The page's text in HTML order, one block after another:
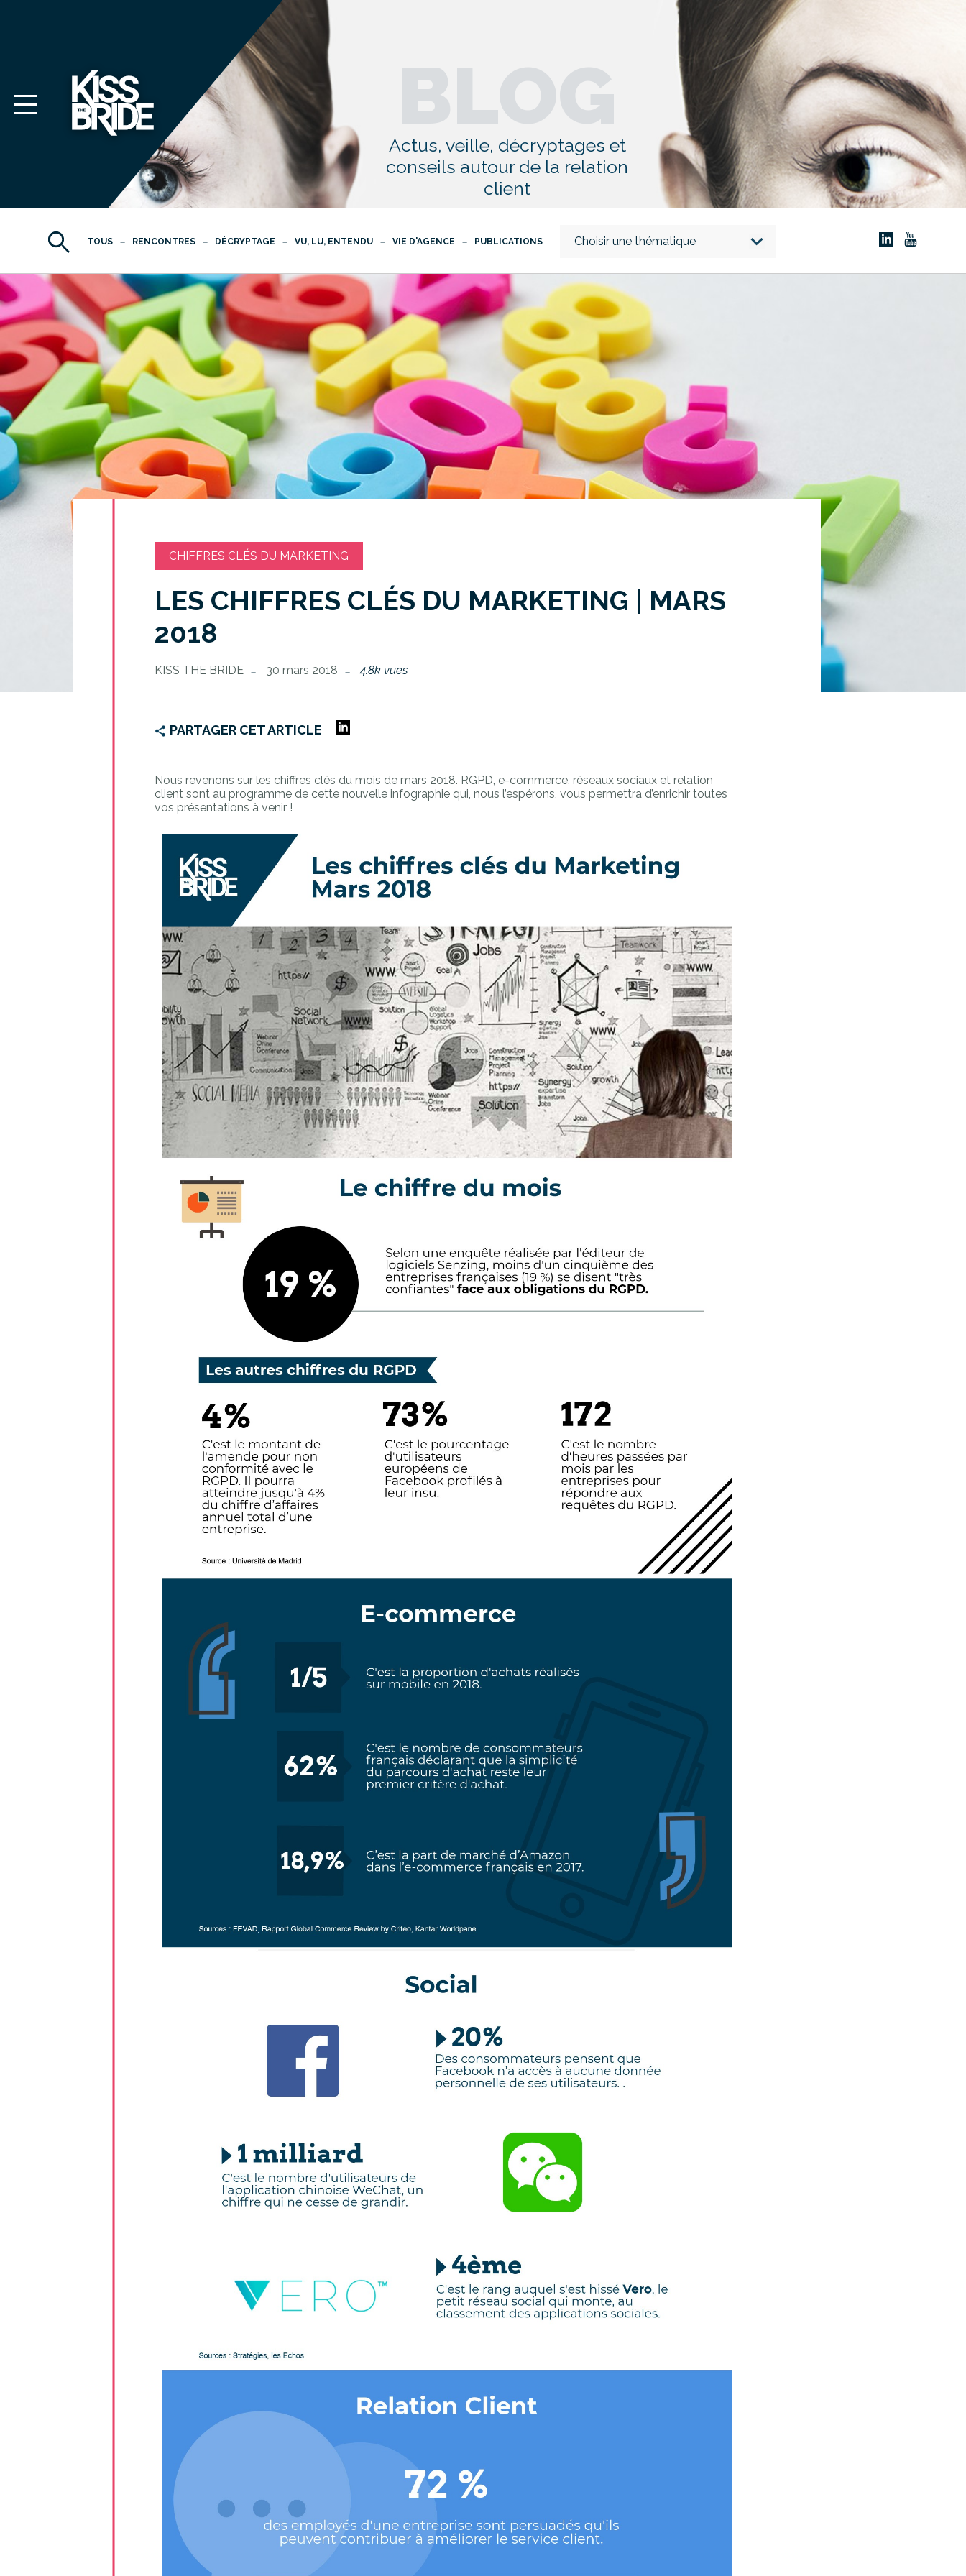
BLOG
Actus, veille, décryptages et
conseils autour de la relation
client
TOUS RENCONTRES DÉCRYPTAGE VU, LU, ENTENDU VIE D'AGENCE PUBLICATIONS Choisir une thématique
CHIFFRES CLÉS DU MARKETING
LES CHIFFRES CLÉS DU MARKETING | MARS
2018
KISS THE BRIDE 30 mars 2018 4.8k vues
PARTAGER CET ARTICLE
Nous revenons sur les chiffres clés du mois de mars 2018. RGPD, e-commerce, réseaux sociaux et relation
client sont au programme de cette nouvelle infographie qui, nous l’espérons, vous permettra d’enrichir toutes
vos présentations à venir !